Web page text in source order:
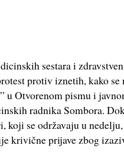
sestara i
protiv iznetih, kako se
u Otvorenom pismu i
radnika Sombora.
koji se održavaju u nedelju,
krivične prijave zbog